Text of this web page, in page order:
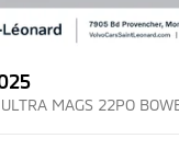
MAGS 22PO